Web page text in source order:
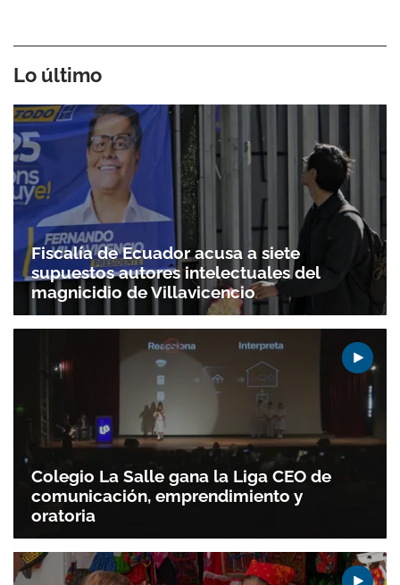
Lo último
Fiscalía de Ecuador acusa a siete
supuestos autores intelectuales del
magnicidio de Villavicencio
Colegio La Salle gana la Liga CEO de
comunicación, emprendimiento y
oratoria